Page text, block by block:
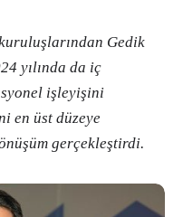
Gedik
yılında da iç
işleyişini
en üst düzeye
gerçekleştirdi.